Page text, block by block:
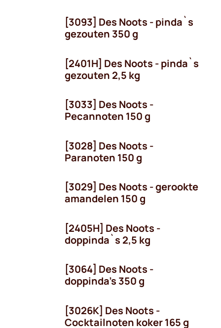
[3093] Des Noots - pinda`s
gezouten 350 g
[2401H] Des Noots - pinda`s
gezouten 2,5 kg
[3033] Des Noots -
Pecannoten 150 g
[3028] Des Noots -
Paranoten 150 g
[3029] Des Noots - gerookte
amandelen 150 g
[2405H] Des Noots -
doppinda`s 2,5 kg
[3064] Des Noots -
doppinda's 350 g
[3026K] Des Noots -
Cocktailnoten koker 165 g